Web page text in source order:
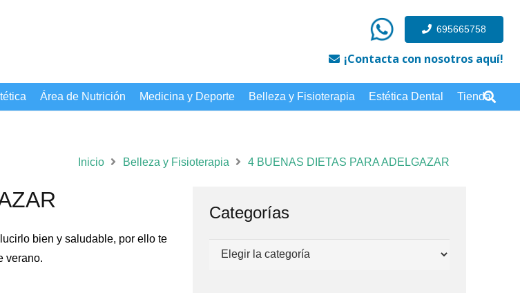
695665758
¡Contacta con nosotros aquí!
Área de Nutrición Medicina y Deporte Belleza y Fisioterapia Estética Dental Tienda
Inicio Belleza y Fisioterapia 4 BUENAS DIETAS PARA ADELGAZAR
bien y saludable, por ello te
verano.
Categorías
Categorías